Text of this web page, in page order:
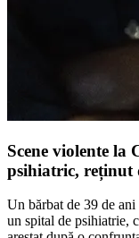
Scene violente
psihiatric, reținut
Un bărbat de 39 de
un spital de psihiatrie,